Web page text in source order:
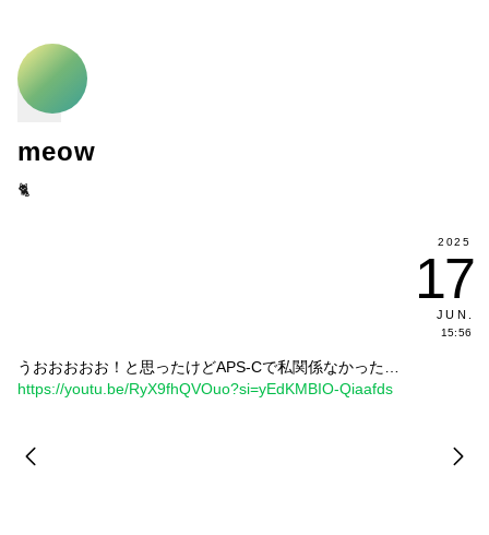
meow
🐈
2025
17
JUN
15:56
うおおおおお！と思ったけどAPS-Cで私関係なかった…
https://youtu.be/RyX9fhQVOuo?si=yEdKMBIO-Qiaafds